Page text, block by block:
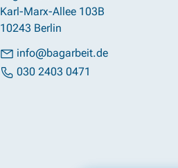
Karl-Marx-Allee 103B
10243 Berlin
info@bagarbeit.de
030 2403 0471